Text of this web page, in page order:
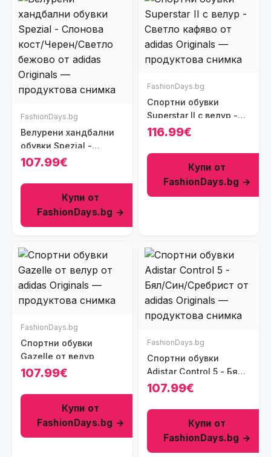
FashionDays.bg
Велурени хандбални
обувки Spezial -
Слонова кост/Черен/
107.99€
Купи от
FashionDays.bg →
FashionDays.bg
Спортни обувки
Superstar II с велур -
Светло кафяво
116.99€
Купи от
FashionDays.bg →
FashionDays.bg
Спортни обувки
Gazelle от велур
107.99€
Купи от
FashionDays.bg →
FashionDays.bg
Спортни обувки
Adistar Control 5 - Бял/
Син/Сребрист
107.99€
Купи от
FashionDays.bg →